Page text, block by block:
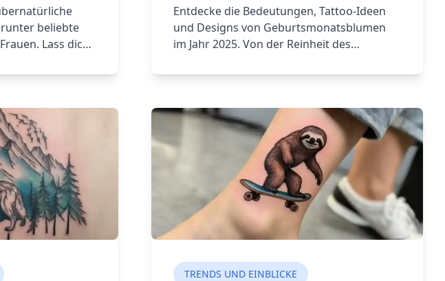
beliebte
Lass dich
und
Entdecke die Bedeutungen, Tattoo-Ideen
und Designs von Geburtsmonatsblumen
im Jahr 2025. Von der Reinheit des
Selbstliebe der Narzisse im Dezember –
Inspirationen passend zu deinem
Geburtsmonat inspirieren.
TRENDS UND EINBLICKE